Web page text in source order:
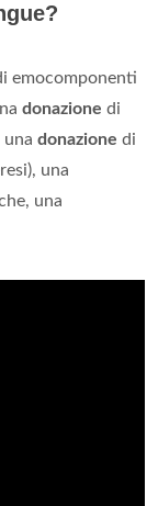
emocomponenti
donazione di
una donazione di
una
una